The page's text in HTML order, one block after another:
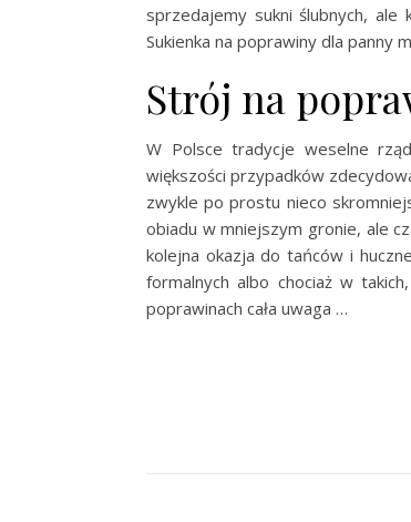
sprzedajemy sukni ślubnych, ale
Sukienka na poprawiny dla panny
Strój na
W Polsce tradycje weselne
większości przypadków
zwykle po prostu nieco
obiadu w mniejszym gronie, ale
kolejna okazja do tańców i
formalnych albo chociaż w
poprawinach cała uwaga …